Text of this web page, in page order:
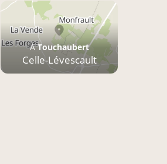
ÀTouchaubert
Celle-Lévescault